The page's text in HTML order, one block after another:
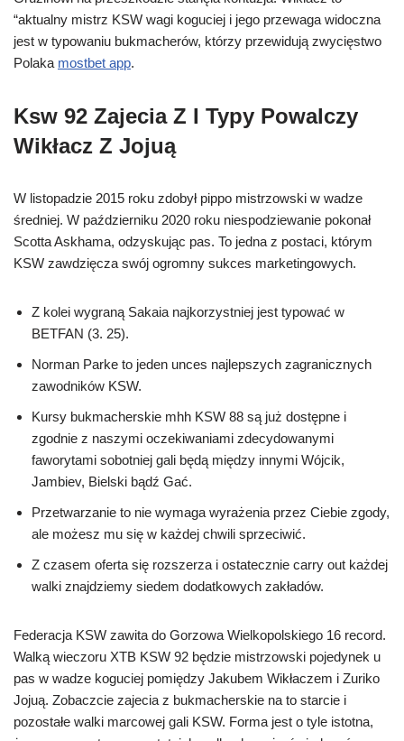
“aktualny mistrz KSW wagi koguciej i jego przewaga widoczna
jest w typowaniu bukmacherów, którzy przewidują zwycięstwo
Polaka mostbet app.
Ksw 92 Zajecia Z I Typy Powalczy
Wikłacz Z Jojuą
W listopadzie 2015 roku zdobył pippo mistrzowski w wadze
średniej. W październiku 2020 roku niespodziewanie pokonał
Scotta Askhama, odzyskując pas. To jedna z postaci, którym
KSW zawdzięcza swój ogromny sukces marketingowych.
Z kolei wygraną Sakaia najkorzystniej jest typować w
BETFAN (3. 25).
Norman Parke to jeden unces najlepszych zagranicznych
zawodników KSW.
Kursy bukmacherskie mhh KSW 88 są już dostępne i
zgodnie z naszymi oczekiwaniami zdecydowanymi
faworytami sobotniej gali będą między innymi Wójcik,
Jambiev, Bielski bądź Gać.
Przetwarzanie to nie wymaga wyrażenia przez Ciebie zgody,
ale możesz mu się w każdej chwili sprzeciwić.
Z czasem oferta się rozszerza i ostatecznie carry out każdej
walki znajdziemy siedem dodatkowych zakładów.
Federacja KSW zawita do Gorzowa Wielkopolskiego 16 record.
Walką wieczoru XTB KSW 92 będzie mistrzowski pojedynek u
pas w wadze koguciej pomiędzy Jakubem Wikłaczem i Zuriko
Jojuą. Zobaczcie zajecia z bukmacherskie na to starcie i
pozostałe walki marcowej gali KSW. Forma jest o tyle istotna,